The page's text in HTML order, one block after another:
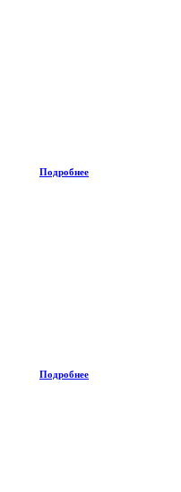
Подробнее
Подробнее